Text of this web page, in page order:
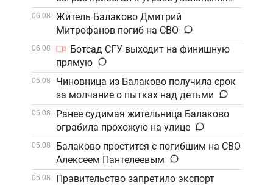
06.08
Житель Балаково Дмитрий
Митрофанов погиб на СВО
06.08
Ботсад СГУ выходит на финишную
прямую
05.08
Чиновница из Балаково получила срок
за молчание о пытках над детьми
05.08
Ранее судимая жительница Балаково
ограбила прохожую на улице
05.08
Балаково простится с погибшим на СВО
Алексеем Пантелеевым
05.08
Правительство запретило экспорт